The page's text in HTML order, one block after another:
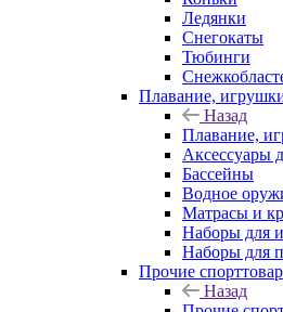
Ледянки
Снегокаты
Тюбинги
Плавание,
Назад
Плавание,
Аксессуары
Бассейны
Водное
Матрасы и
Наборы для
Наборы для
Прочие
Назад